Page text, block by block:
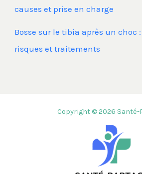
causes et prise en charge
Bosse sur le tibia après un choc
risques et traitements
Copyright © 2026 Santé-